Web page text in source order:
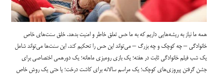
همه ما نیاز به ریشه‌هایی داریم که به ما حس تعلق خاطر و امنیت بدهد. خلق سنت‌های خاص
خانوادگی – چه کوچک و چه بزرگ – می‌تواند این حس را تحکیم کند. این سنت‌ها می‌تواند شامل
یک شب فیلم خانوادگی ثابت در هفته؛ یک بازی رومیزی ماهانه؛ یک دورهمی اختصاصی برای
جشن گرفتن پیروزی‌های کوچک؛ یک مراسم سالانه برای کاشت درخت؛ یا حتی یک روش خاص